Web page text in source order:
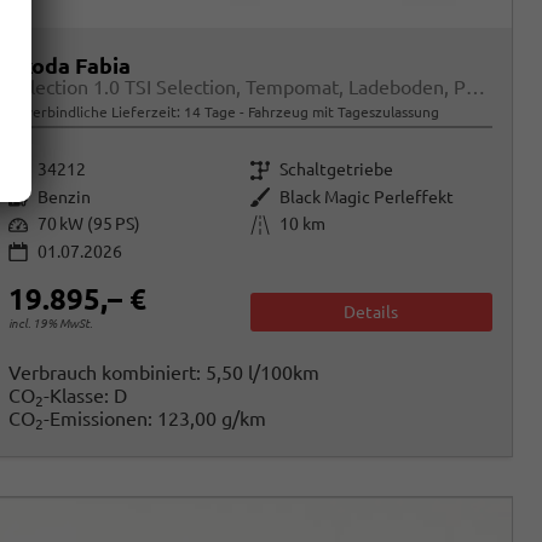
Skoda Fabia
Selection 1.0 TSI Selection, Tempomat, Ladeboden, Park, Winterpaket, SmartLink, 4-J Garantie
unverbindliche Lieferzeit: 14 Tage Fahrzeug mit Tageszulassung
34212 Getriebe Schaltgetriebe
Kraftstoff Benzin Außenfarbe Black Magic Perleffekt
Leistung 70 kW (95 PS) Kilometerstand
10 km
01.07.2026
19.895,– €
incl. 19% MwSt.
Details
Verbrauch kombiniert: 5,50 l/100km
CO2-Klasse: D
CO2-Emissionen: 123,00 g/km